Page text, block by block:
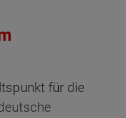
für die